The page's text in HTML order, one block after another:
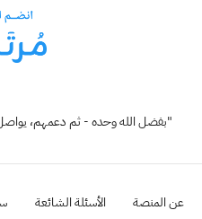
"بفضل الله وحده - ثم دعمهم، يواصل
عن المنصة الأسئلة الشائعة